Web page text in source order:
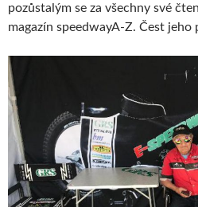
pozůstalým se za všechny své
magazín speedwayA-Z. Čest jeho